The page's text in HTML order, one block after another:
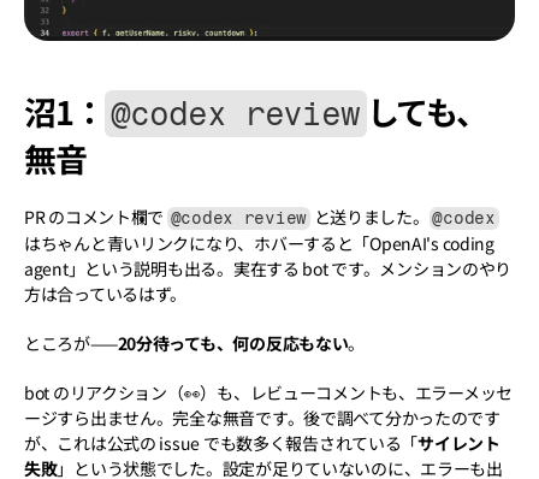
沼1： @codex review しても、
無音
PR のコメント欄で @codex review と送りました。 @codex
はちゃんと青いリンクになり、ホバーすると「OpenAI's coding
agent」という説明も出る。実在する bot です。メンションのやり
方は合っているはず。
ところが——20分待っても、何の反応もない。
bot のリアクション（👀）も、レビューコメントも、エラーメッセ
ージすら出ません。完全な無音です。後で調べて分かったのです
が、これは公式の issue でも数多く報告されている「サイレント
失敗」という状態でした。設定が足りていないのに、エラーも出